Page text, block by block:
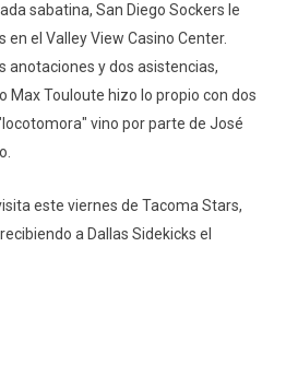
sabatina, San Diego Sockers le
en el Valley View Casino Center.
anotaciones y dos asistencias,
Max Touloute hizo lo propio con dos
vino por parte de José
este viernes de Tacoma Stars,
a Dallas Sidekicks el